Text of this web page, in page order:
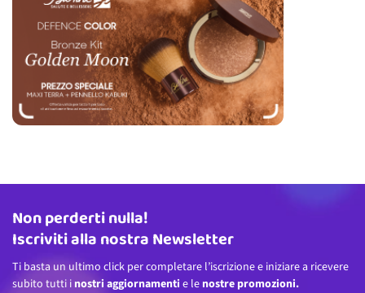
Indirizzo email
Non perderti nulla!
Iscriviti alla nostra Newsletter
Ti basta un ultimo click per completare l’iscrizione e iniziare a ricevere
subito tutti i nostri aggiornamenti e le nostre promozioni.